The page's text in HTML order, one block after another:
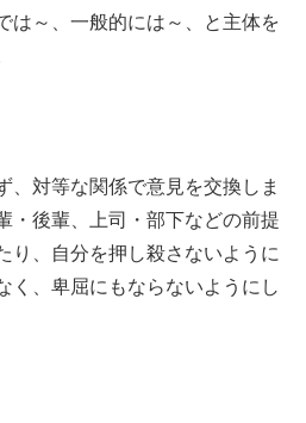
は～、一般的には～、と主体を
、対等な関係で意見を交換しま
・後輩、上司・部下などの前提
り、自分を押し殺さないように
く、卑屈にもならないようにし